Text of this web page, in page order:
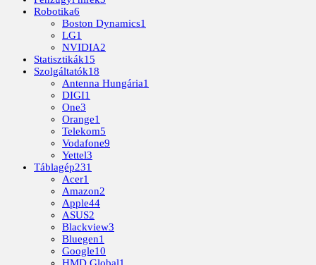
Robotika6
Boston Dynamics1
LG1
NVIDIA2
Statisztikák15
Szolgáltatók18
Antenna Hungária1
DIGI1
One3
Orange1
Telekom5
Vodafone9
Yettel3
Táblagép231
Acer1
Amazon2
Apple44
ASUS2
Blackview3
Bluegen1
Google10